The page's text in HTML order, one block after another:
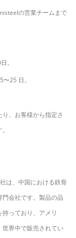
の営業チームまで
。
25 日。
、お客様から指定さ
は、中国における鉄骨
会社です。製品の品
っており、アメリ
界中で販売されてい